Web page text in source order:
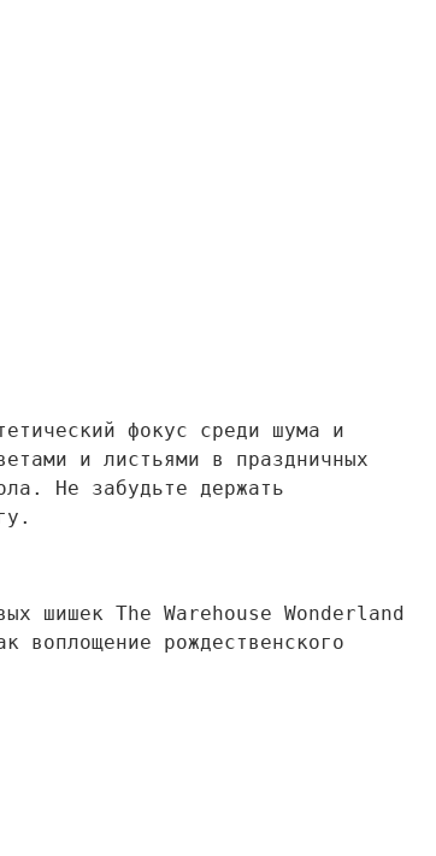
фокус среди шума и
и листьями в праздничных
Не забудьте держать
шишек The Warehouse Wonderland
воплощение рождественского